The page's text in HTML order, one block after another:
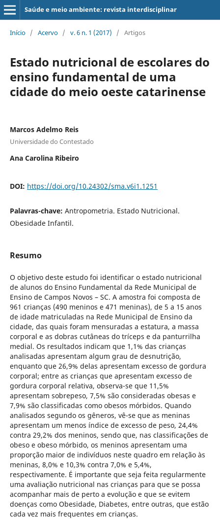
Saúde e meio ambiente: revista interdisciplinar
Início / Acervo / v. 6 n. 1 (2017) / Artigos
Estado nutricional de escolares do
ensino fundamental de uma
cidade do meio oeste catarinense
Marcos Adelmo Reis
Universidade do Contestado
Ana Carolina Ribeiro
DOI: https://doi.org/10.24302/sma.v6i1.1251
Palavras-chave: Antropometria. Estado Nutricional.
Obesidade Infantil.
Resumo
O objetivo deste estudo foi identificar o estado nutricional
de alunos do Ensino Fundamental da Rede Municipal de
Ensino de Campos Novos – SC. A amostra foi composta de
961 crianças (490 meninos e 471 meninas), de 5 a 15 anos
de idade matriculadas na Rede Municipal de Ensino da
cidade, das quais foram mensuradas a estatura, a massa
corporal e as dobras cutâneas do tríceps e da panturrilha
medial. Os resultados indicam que 1,1% das crianças
analisadas apresentam algum grau de desnutrição,
enquanto que 26,9% delas apresentam excesso de gordura
corporal; entre as crianças que apresentam excesso de
gordura corporal relativa, observa-se que 11,5%
apresentam sobrepeso, 7,5% são consideradas obesas e
7,9% são classificadas como obesos mórbidos. Quando
analisados segundo os gêneros, vê-se que as meninas
apresentam um menos índice de excesso de peso, 24,4%
contra 29,2% dos meninos, sendo que, nas classificações de
obeso e obeso mórbido, os meninos apresentam uma
proporção maior de indivíduos neste quadro em relação às
meninas, 8,0% e 10,3% contra 7,0% e 5,4%,
respectivamente. É importante que seja feita regularmente
uma avaliação nutricional nas crianças para que se possa
acompanhar mais de perto a evolução e que se evitem
doenças como Obesidade, Diabetes, entre outras, que estão
cada vez mais frequentes em crianças.